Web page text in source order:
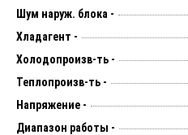
Шум наруж. блока -
Хладагент -
Холодопроизв-ть -
Теплопроизв-ть -
Напряжение -
Диапазон работы -